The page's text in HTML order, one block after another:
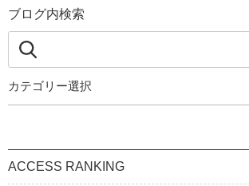
ブログ内検索
カテゴリー選択
ACCESS RANKING